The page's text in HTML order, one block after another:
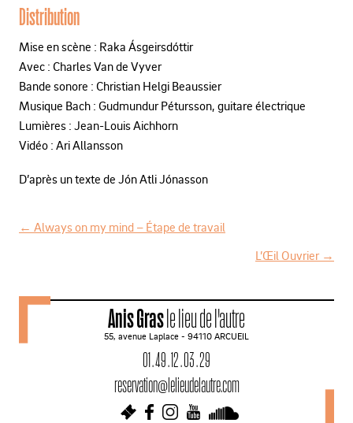
Distribution
Mise en scène : Raka Ásgeirsdóttir
Avec : Charles Van de Vyver
Bande sonore : Christian Helgi Beaussier
Musique Bach : Gudmundur Pétursson, guitare électrique
Lumières : Jean-Louis Aichhorn
Vidéo : Ari Allansson
D’après un texte de Jón Atli Jónasson
v
g
← Always on my mind – Étape de travail
L’Œil Ouvrier →
Anis Grasle lieu de l'autre
55, avenue Laplace - 94110 ARCUEIL
01 . 49 . 12 . 03 . 29
reservation@lelieudelautre.com